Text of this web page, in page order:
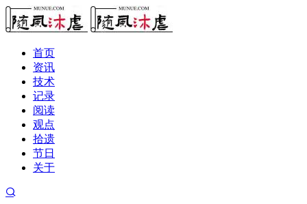
首页
资讯
技术
记录
阅读
观点
拾遗
节日
关于